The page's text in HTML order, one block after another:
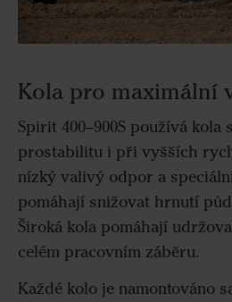
Kola pro maximální
Spirit 400–900S používá
prostabilitu i při vyšších
nízký valivý odpor a
pomáhají snižovat hrnutí
Široká kola pomáhají
celém pracovním záběru.
Každé kolo je namontováno